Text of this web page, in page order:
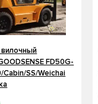
FD50G-
SS/Weichai